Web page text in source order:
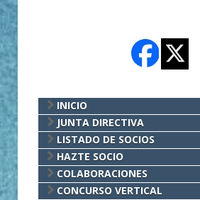
INICIO
JUNTA DIRECTIVA
LISTADO DE SOCIOS
HAZTE SOCIO
COLABORACIONES
CONCURSO VERTICAL